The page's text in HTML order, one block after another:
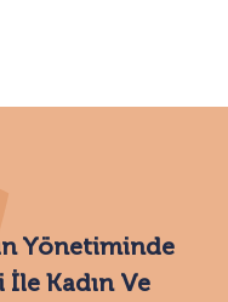
Yönetiminde
Kadın Ve